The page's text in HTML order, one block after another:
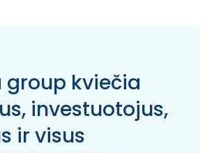
group kviečia
investuotojus,
ir visus